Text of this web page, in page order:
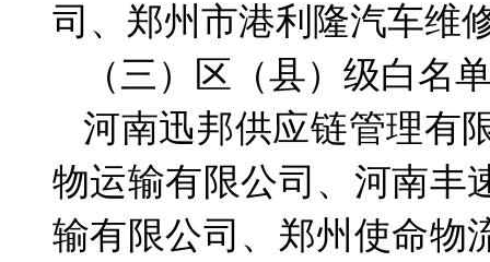
司、郑州市港利隆汽车维
（三）区（县）级白名
河南迅邦供应链管理有
物运输有限公司、河南丰
输有限公司、郑州使命物